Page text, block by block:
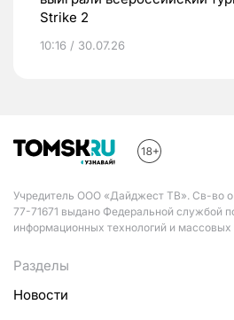
Strike 2
10:16 / 30.07.26
Учредитель ООО «Дайджест ТВ». Св-во
77-71671 выдано Федеральной службой
информационных технологий и массовых
Разделы
Новости